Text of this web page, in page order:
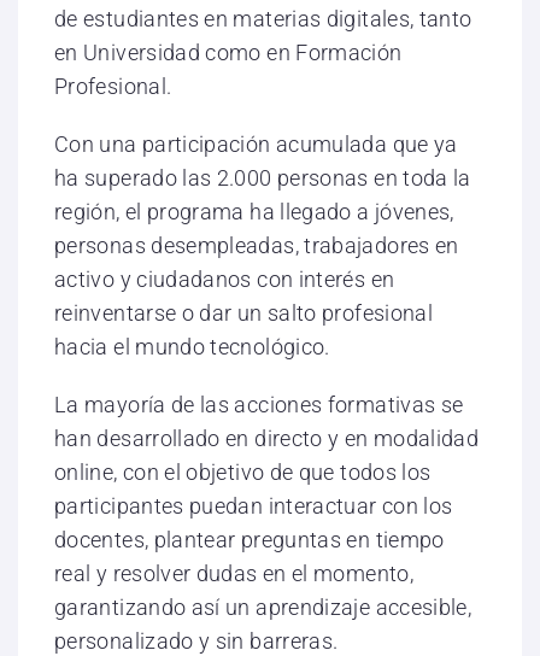
de estudiantes en materias digitales, tanto
en Universidad como en Formación
Profesional.
Con una participación acumulada que ya
ha superado las 2.000 personas en toda la
región, el programa ha llegado a jóvenes,
personas desempleadas, trabajadores en
activo y ciudadanos con interés en
reinventarse o dar un salto profesional
hacia el mundo tecnológico.
La mayoría de las acciones formativas se
han desarrollado en directo y en modalidad
online, con el objetivo de que todos los
participantes puedan interactuar con los
docentes, plantear preguntas en tiempo
real y resolver dudas en el momento,
garantizando así un aprendizaje accesible,
personalizado y sin barreras.